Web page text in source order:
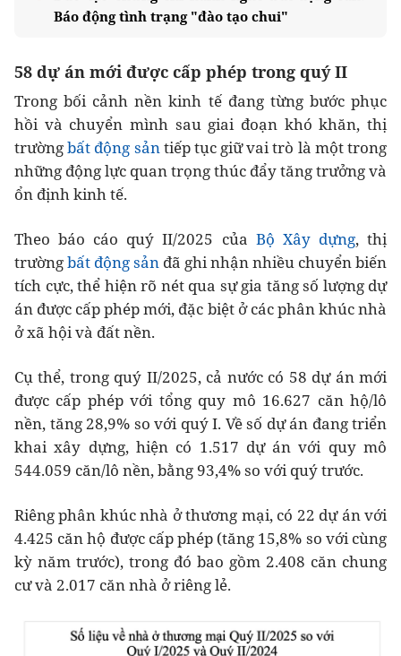
Báo động tình trạng "đào tạo chui"
58 dự án mới được cấp phép trong quý II
Trong bối cảnh nền kinh tế đang từng bước phục
hồi và chuyển mình sau giai đoạn khó khăn, thị
trườngbất động sảntiếp tục giữ vai trò là một trong
những động lực quan trọng thúc đẩy tăng trưởng và
ổn định kinh tế.
Theo báo cáo quý II/2025 của Bộ Xây dựng, thị
trườngbất động sản đã ghi nhận nhiều chuyển biến
tích cực, thể hiện rõ nét qua sự gia tăng số lượng dự
án được cấp phép mới, đặc biệt ở các phân khúc nhà
ở xã hội và đất nền.
Cụ thể, trong quý II/2025, cả nước có 58 dự án mới
được cấp phép với tổng quy mô 16.627 căn hộ/lô
nền, tăng 28,9% so với quý I. Về số dự án đang triển
khai xây dựng, hiện có 1.517 dự án với quy mô
544.059 căn/lô nền, bằng 93,4% so với quý trước.
Riêng phân khúc nhà ở thương mại, có 22 dự án với
4.425 căn hộ được cấp phép (tăng 15,8% so với cùng
kỳ năm trước), trong đó bao gồm 2.408 căn chung
cư và 2.017 căn nhà ở riêng lẻ.